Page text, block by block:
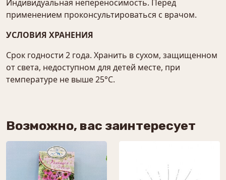
Индивидуальная непереносимость. Перед
применением проконсультироваться с врачом.
УСЛОВИЯ ХРАНЕНИЯ
Срок годности 2 года. Хранить в сухом, защищенном
от света, недоступном для детей месте, при
температуре не выше 25°С.
Возможно, вас заинтересует